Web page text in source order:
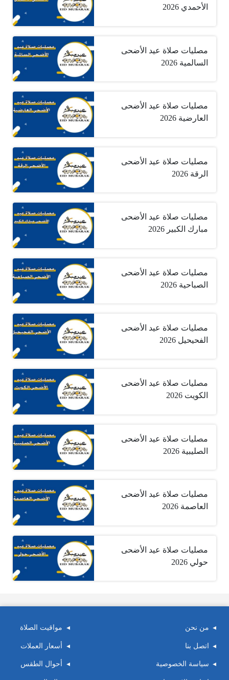
الأحمدي 2026
مصليات صلاة عيد الأضحى
السالمية 2026
مصليات صلاة عيد الأضحى
العارضية 2026
مصليات صلاة عيد الأضحى
الرقة 2026
مصليات صلاة عيد الأضحى
مبارك الكبير 2026
مصليات صلاة عيد الأضحى
الصباحية 2026
مصليات صلاة عيد الأضحى
الفحيحيل 2026
مصليات صلاة عيد الأضحى
الكويت 2026
مصليات صلاة عيد الأضحى
الصليبية 2026
مصليات صلاة عيد الأضحى
العاصمة 2026
مصليات صلاة عيد الأضحى
حولي 2026
من نحن
اتصل بنا
سياسة الخصوصية
مواقيت الصلاة
أسعار العملات
أحوال الطقس